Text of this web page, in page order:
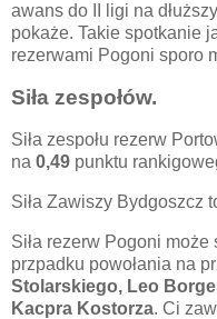
awans do II ligi na
pokaże. Takie spotkanie
rezerwami Pogoni sporo
Siła zespołów.
Siła zespołu rezerw
na 0,49 punktu
Siła Zawiszy Bydgoszcz
Siła rezerw Pogoni
przpadku powołania na
Stolarskiego, Leo
Kacpra Kostorza. Ci